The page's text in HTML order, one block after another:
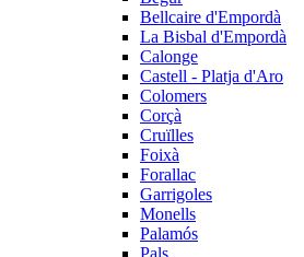
Bellcaire d'Empordà
La Bisbal d'Empordà
Calonge
Castell - Platja d'Aro
Colomers
Corçà
Cruïlles
Foixà
Forallac
Garrigoles
Monells
Palamós
Pals